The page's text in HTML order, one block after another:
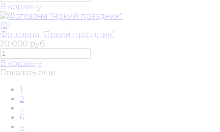
В корзину
(0)
Фотозона "Яркий праздник"
20 000 руб.
В корзину
Показать еще
1
2
...
6
→